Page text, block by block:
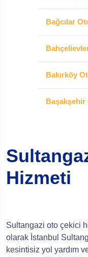
Bağcılar
Bakırköy
Başakşehir
Hizmeti
Sultangazi oto çekici
olarak İstanbul
kesintisiz yol yardım